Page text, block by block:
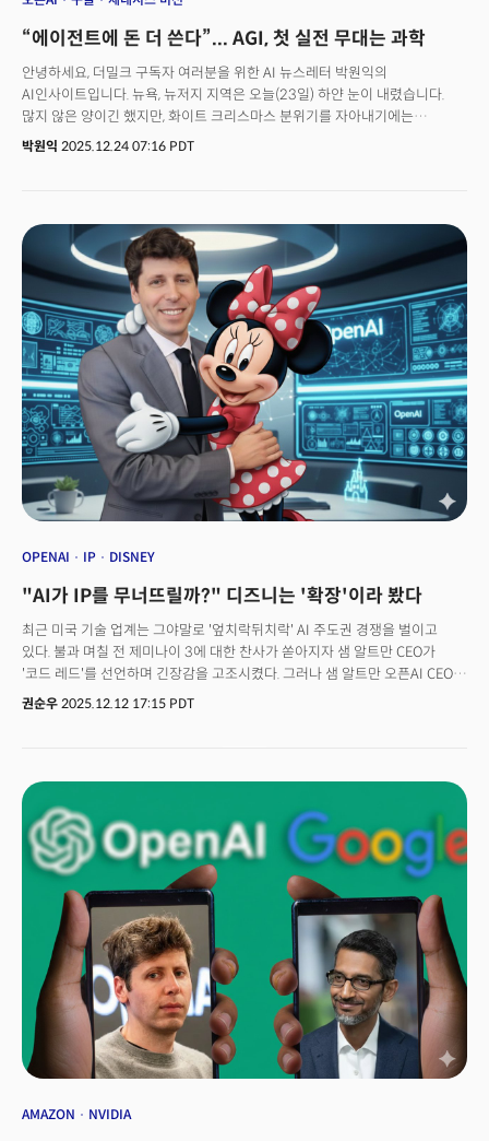
“에이전트에 돈 더 쓴다”... AGI, 첫 실전 무대는 과학
안녕하세요, 더밀크 구독자 여러분을 위한 AI 뉴스레터 박원익의
AI인사이트입니다. 뉴욕, 뉴저지 지역은 오늘(23일) 하얀 눈이 내렸습니다.
많지 않은 양이긴 했지만, 화이트 크리스마스 분위기를 자아내기에는
충분했죠. 한국은 오늘이 크리스마스 이브 아침이라 크리스마스 인사로
토마스 퉁구즈 띠어리 벤처스(Theory Ventures) 제너럴 파트너는 2026년
기업들의 에이전트 활용이 일반화될 것으로 예측했습니다. AI 모델 성능
개선으로 에이전트 사용 가치가 올라가면서 에이전트에 더 많은 돈을 쓰게 될
것이란 전망이죠. “기업들이 처음으로 AI 에이전트(agent, 대리인)에 사람보다
더 큰 비용을 지불하게 될 것입니다.”웨이모 로보택시 비용이 우버보다 평균
31% 비싸지만 수요가 계속 늘어나는 것처럼 채용, 교육, 관리 분야에서
기업용 에이전트 수요 역시 증가할 것이라는 설명입니다. 이는 에이전트의
성능이 인간을 일부 대체할 뿐 아니라 뛰어넘는 수준에 도달한다는
의미이기도 합니다. 일상생활, 업무뿐만이 아닙니다. 2026년에는 AI가 과학
발견 분야에서 큰 혁신을 일으킬 것이라는 게 업계 전문가들의 공통적인
의견입니다. 과학은 인류의 난제를 해결하고, 산업의 발전을 가속할 수 있다는
파급력 측면에서 가장 중요한 AI 활용 분야입니다. 미국은 이미 AI 과학혁명을
주도하기 위한 작업에 돌입했습니다.
박원익 2025.12.24 07:16 PDT
OPENAI IP DISNEY
"AI가 IP를 무너뜨릴까?" 디즈니는 '확장'이라 봤다
최근 미국 기술 업계는 그야말로 '엎치락뒤치락' AI 주도권 경쟁을 벌이고
있다. 불과 며칠 전 제미나이 3에 대한 찬사가 쏟아지자 샘 알트만 CEO가
'코드 레드'를 선언하며 긴장감을 고조시켰다. 그러나 샘 알트만 오픈AI CEO의
"제미나이 지표 영향 미미" 발언과 함께 알파벳 주가가 2% 하락하는 등
기업들이 고전하면서 기술 경쟁의 본질 자체가 달라지고 있다. 기업별 AI
전략과 딜레마도 제각각이다. 구글은 검색 사업과 AI 전략이 충돌하는
딜레마에 빠졌고, 오픈AI는 막대한 자금을 수익으로 충당해야 하는 취약한
구조를 안고 있다. 이런 혼란 속에서 AI 투자 과열에 대한 시장의 피로감은
오히려 애플의 느린 AI 행보를 '안정적 기업'으로 재평가하는 역설적인 상황을
낳고 있다.이제 AI 경쟁은 이제 기술력을 넘어 실질적인 수익 구조와 생태계
통제력이 승부를 가른다는 것을 의미한다. 이러한 흐름 속에서 콘텐츠 공룡
디즈니의 전략적 움직임은 미래 생존을 위한 대전환의 단면을 극명하게
보여준다. 👉 ‘특이점 가속화’ 오픈AI GPT-5.2, 디즈니 동맹이 보여준
2026년의 세계👉오픈AI는 왜 ‘코드 레드’를 발령했나?
권순우 2025.12.12 17:15 PDT
AMAZON NVIDIA